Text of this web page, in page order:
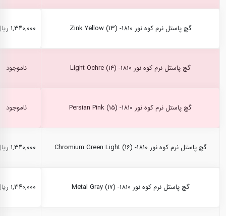
گچ پاستل نرم کوه نور Zink Yellow (13) -1810 ۱,۳۴۰,۰۰۰ ریال
گچ پاستل نرم کوه نور Light Ochre (14) -1810 ناموجود
گچ پاستل نرم کوه نور Persian Pink (15) -1810 ناموجود
گچ پاستل نرم کوه نور Chromium Green Light (16) -1810 ۱,۳۴۰,۰۰۰ ریال
گچ پاستل نرم کوه نور Metal Gray (17) -1810 ۱,۳۴۰,۰۰۰ ریال